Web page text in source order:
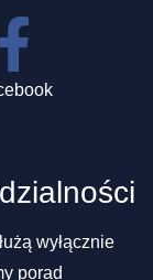
wyłącznie
porad